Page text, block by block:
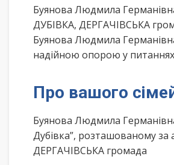
Буянова Людмила
ДУБІВКА, ДЕРГАЧІВСЬКА
Буянова Людмила
надійною опорою у питаннях
Про вашого
Буянова Людмила
Дубівка”, розташованому
ДЕРГАЧІВСЬКА громада